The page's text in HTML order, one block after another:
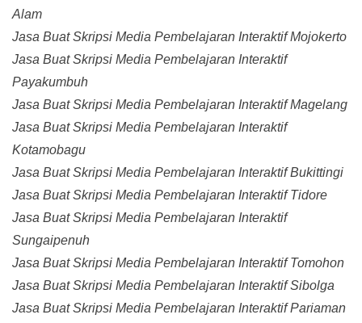
Alam
Jasa Buat Skripsi Media Pembelajaran Interaktif Mojokerto
Jasa Buat Skripsi Media Pembelajaran Interaktif
Payakumbuh
Jasa Buat Skripsi Media Pembelajaran Interaktif Magelang
Jasa Buat Skripsi Media Pembelajaran Interaktif
Kotamobagu
Jasa Buat Skripsi Media Pembelajaran Interaktif Bukittingi
Jasa Buat Skripsi Media Pembelajaran Interaktif Tidore
Jasa Buat Skripsi Media Pembelajaran Interaktif
Sungaipenuh
Jasa Buat Skripsi Media Pembelajaran Interaktif Tomohon
Jasa Buat Skripsi Media Pembelajaran Interaktif Sibolga
Jasa Buat Skripsi Media Pembelajaran Interaktif Pariaman